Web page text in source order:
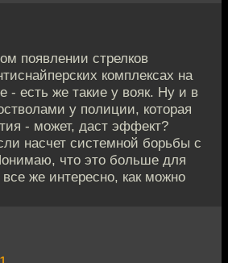
появлении стрелков
комплексах на
- есть же такие у вояк. Ну и в
у полиции, которая
- может, даст эффект?
насчет системной борьбы с
что это больше для
же интересно, как можно